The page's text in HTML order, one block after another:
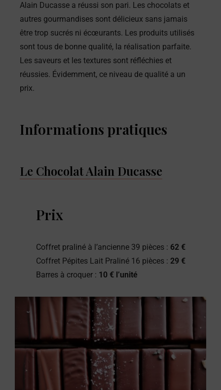
Alain Ducasse a réussi son pari. Les chocolats et
autres gourmandises sont délicieux sans jamais
être trop sucrés ni écœurants. Les produits utilisés
sont tous de bonne qualité, la réalisation parfaite.
Les saveurs et les textures sont réfléchies et
réussies. Évidemment, ce niveau de qualité a un
prix.
Informations pratiques
Le Chocolat Alain Ducasse
Prix
Coffret praliné à l’ancienne 39 pièces : 62 €
Coffret Pépites Lait Praliné 16 pièces : 29 €
Barres à croquer : 10 € l’unité